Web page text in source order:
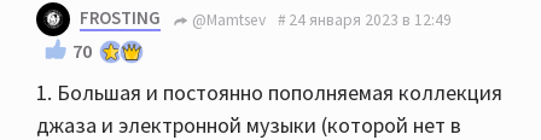
FROSTING @Mamtsev 24 января 2023 в 12:49
70
1. Большая и постоянно пополняемая коллекция
джаза и электронной музыки (которой нет в